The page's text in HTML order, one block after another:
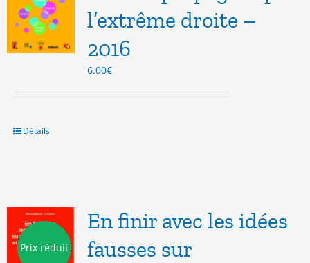
l’extrême droite –
2016
6.00€
Détails
Prix réduit
En finir avec les idées
fausses sur